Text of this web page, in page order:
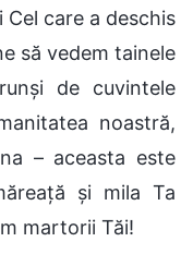
care a deschis
să vedem tainele
de cuvintele
noastră,
– aceasta este
și mila Ta
martorii Tăi!